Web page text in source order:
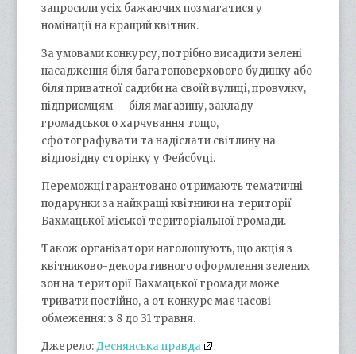
запросили усіх бажаючих позмагатися у
номінації на кращий квітник.
За умовами конкурсу, потрібно висадити зелені
насадження біля багатоповерхового будинку або
біля приватної садиби на своїй вулиці, провулку,
підприємцям — біля магазину, закладу
громадського харчування тощо,
сфотографувати та надіслати світлину на
відповідну сторінку у Фейсбуці.
Переможці гарантовано отримають тематичні
подарунки за найкращі квітники на території
Бахмацької міської територіальної громади.
Також організатори наголошують, що акція з
квітниково-декоративного оформлення зелених
зон на території Бахмацької громади може
тривати постійно, а от конкурс має часові
обмеження: з 8 до 31 травня.
Джерело:Деснянська правда